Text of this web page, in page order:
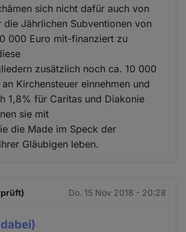
sich nicht dafür auch von
die Jährlichen Subventionen von
000 Euro mit-finanziert zu
zusätzlich noch ca. 10 000
Kirchensteuer einnehmen und
1,8% für Caritas und Diakonie
sie mit
die Made im Speck der
Gläubigen leben.
Do. 15 Nov 2018 - 20:28